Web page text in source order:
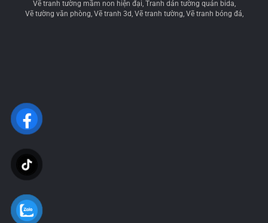
Vẽ tranh tường mầm non hiện đại Tranh dán tường quán bida
Vẽ tường văn phòng Vẽ tranh 3d Vẽ tranh tường Vẽ tranh bóng đá